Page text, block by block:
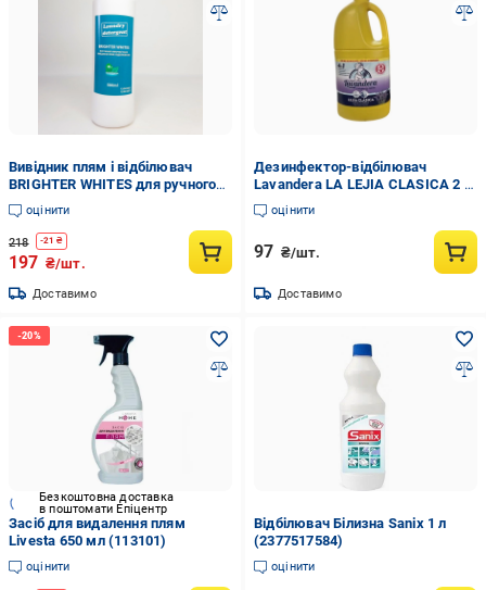
Вивідник плям і відбілювач
BRIGHTER WHITES для ручного
та машинного прання 500 мл (X-
2136)
оцінити
218 -21 ₴
197 ₴/шт.
Доставимо
Дезинфектор-відбілювач
Lavandera LA LEJIA CLASICA 2 л
(2667613206)
оцінити
97 ₴/шт.
Доставимо
Безкоштовна доставка
в поштомати Епіцентр
Засіб для видалення плям
Livesta 650 мл (113101)
оцінити
Відбілювач Білизна Sanix 1 л
(2377517584)
оцінити